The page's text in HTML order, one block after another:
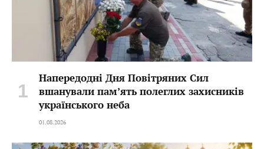
Напередодні Дня Повітряних Сил
вшанували пам’ять полеглих захисників
українського неба
01.08.2026